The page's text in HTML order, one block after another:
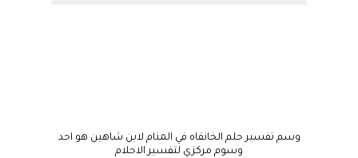
وسم تفسير حلم الخانقاه في المنام لابن شاهين هو احد
وسوم مركزي لتفسير الاحلام